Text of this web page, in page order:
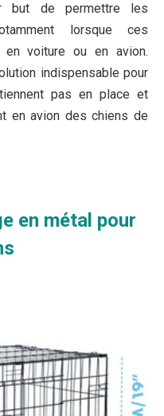
but de permettre les
lorsque ces
voiture ou en avion.
indispensable pour
pas en place et
en avion des chiens de
en métal pour